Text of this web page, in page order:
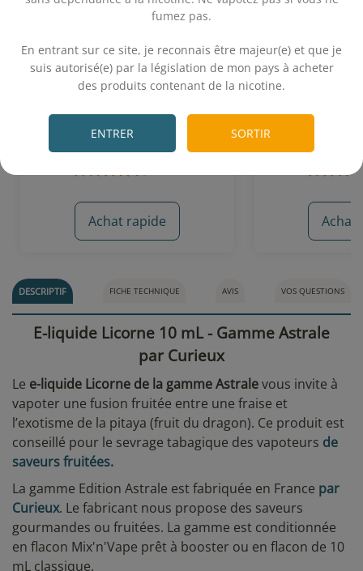
fumez pas.
En entrant sur ce site, je reconnais être majeur(e) et que je
suis autorisé(e) par la législation de mon pays à acheter
des produits contenant de la nicotine.
ENTRER SORTIR
Dragon Oil (50 VG) 10 mL -
Alfaliquid
Eucalyptus
5,90€
9 avis
Achat rapide
Licorne 50
Achat
DESCRIPTIF FICHE TECHNIQUE AVIS VOS QUESTIONS
E-liquide Licorne 10 mL - Gamme Astrale
par Curieux
Le e-liquide Licorne de la gamme Astralevous invite à
vapoter une fusion fruitée entre une fraise et
l’exotisme de la pitaya (fruit du dragon). Ce produit est
conseillé pour le sevrage tabagique des vapoteurs de
saveurs fruitées.
La gamme Edition Astrale est fabriquée en France par
Curieux. Le fabricant nous propose des saveurs
gourmandes ou fruitées. La gamme est conditionnée
en flacon Mix'n'Vape prêt à booster ou en flacon de 10
mL classique.